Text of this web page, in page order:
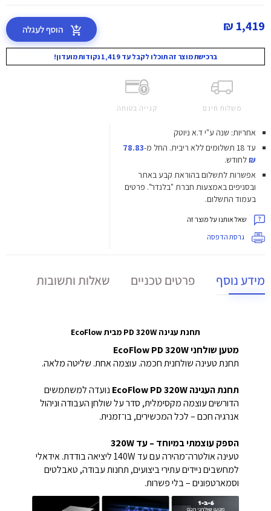
1,419 ₪ הוסף לעגלה
ברכישת מוצר זה תוכלו לקבל עד 1,419 נקודות מועדון!
משלוח חינם קנייה בטוחה
אחריות: שנה ע"י ד.א ניוטק
עד 18 תשלומים ללא ריבית.
החל מ-78.83
₪לחודש.
אפשרות לתשלום בהוראת קבע באתר
ובסניפים באמצעות חברת "בלנדר". פרטים
בעמוד התשלום.
שאל אותנו על מוצר זה
גרסת הדפסה
מידע נוסף פרטים טכניים שאלות ותשובות
תחנת עגינה PD 320W מבית EcoFlow
מטען שולחני EcoFlow PD 320W
תחנת טעינה שולחנית חכמה. עוצמה אחת. שליטה מלאה.
תחנת העגינה EcoFlow PD 320W
נועדה למשתמשים
הדורשים עוצמה מקסימלית, סדר על שולחן העבודה וניהול
אנרגיה חכם – לכל המכשירים, בו־זמנית.
הספק עוצמתי במיוחד – עד 320W
טעינה אולטרה־מהירה עם עד ‎140W‎ ליציאה בודדת. אידאלי
למחשבים ניידים עתירי ביצועים, תחנות עבודה, טאבלטים
וסמארטפונים – בלי פשרות.